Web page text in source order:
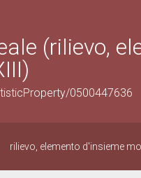
(rilievo,
0500447636
rilievo, elemento d'insieme